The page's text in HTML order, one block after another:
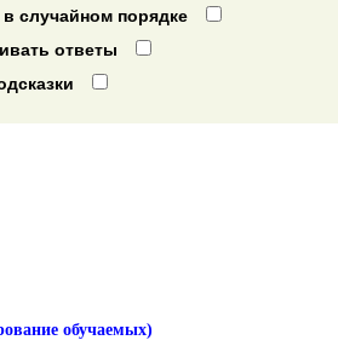
случайном порядке
ответы
обучаемых)